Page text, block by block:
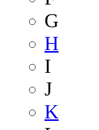
G
H
I
J
K